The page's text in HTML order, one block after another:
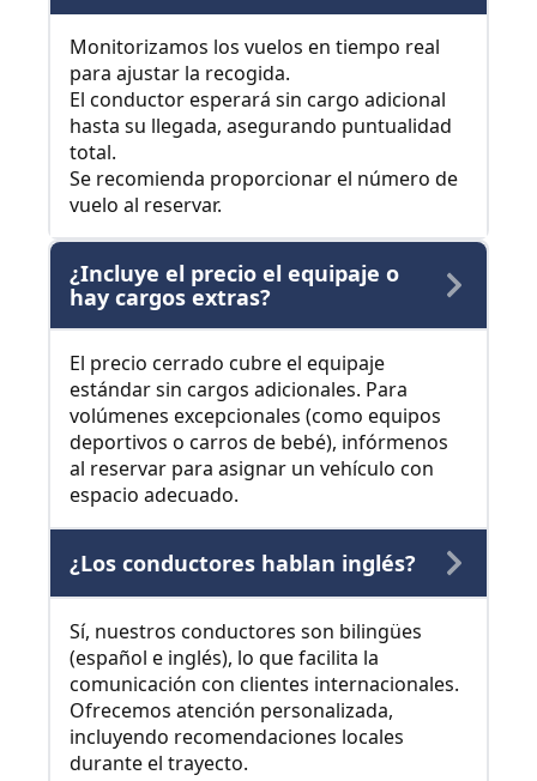
Monitorizamos los vuelos en tiempo real
para ajustar la recogida.
El conductor esperará sin cargo adicional
hasta su llegada, asegurando puntualidad
total.
Se recomienda proporcionar el número de
vuelo al reservar.
¿Incluye el precio el equipaje o
hay cargos extras?
El precio cerrado cubre el equipaje
estándar sin cargos adicionales. Para
volúmenes excepcionales (como equipos
deportivos o carros de bebé), infórmenos
al reservar para asignar un vehículo con
espacio adecuado.
¿Los conductores hablan inglés?
Sí, nuestros conductores son bilingües
(español e inglés), lo que facilita la
comunicación con clientes internacionales.
Ofrecemos atención personalizada,
incluyendo recomendaciones locales
durante el trayecto.